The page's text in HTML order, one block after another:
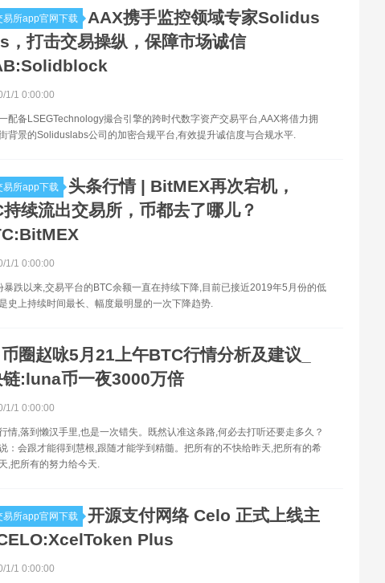
易所app官网下载
AAX携手监控领域专家Solidus
，打击交易操纵，保障市场诚信
1/1 0:00:00
配备LSEGTechnology撮合引擎的跨时代数字资产交易平台,AAX将借力拥
背景的Soliduslabs公司的加密合规平台,有效提升诚信度与合规水平.
易所app下载
头条行情 | BitMEX再次宕机，
续流出交易所，币都去了哪儿？
1/1 0:00:00
暴跌以来,交易平台的BTC余额一直在持续下降,目前已接近2019年5月份的低
史上持续时间最长、幅度最明显的一次下降趋势.
币圈赵咏5月21上午BTC行情分析及建议_
链:luna币一夜3000万倍
1/1 0:00:00
情,落到懒汉手里,也是一次错失。既然认准这条路,何必去打听还要走多久？
：会跟才能得到慧根,跟随才能学到精髓。把所有的不快给昨天,把所有的希
,把所有的努力给今天.
易所app官网下载
开源支付网络 Celo 正式上线主
Plus
1/1 0:00:00